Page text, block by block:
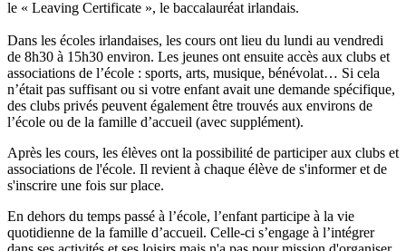
le « Leaving Certificate », le baccalauréat irlandais.
Dans les écoles irlandaises, les cours ont lieu du lundi au vendredi
de 8h30 à 15h30 environ. Les jeunes ont ensuite accès aux clubs et
associations de l’école : sports, arts, musique, bénévolat… Si cela
n’était pas suffisant ou si votre enfant avait une demande spécifique,
des clubs privés peuvent également être trouvés aux environs de
l’école ou de la famille d’accueil (avec supplément).
Après les cours, les élèves ont la possibilité de participer aux clubs et
associations de l'école. Il revient à chaque élève de s'informer et de
s'inscrire une fois sur place.
En dehors du temps passé à l’école, l’enfant participe à la vie
quotidienne de la famille d’accueil. Celle-ci s’engage à l’intégrer